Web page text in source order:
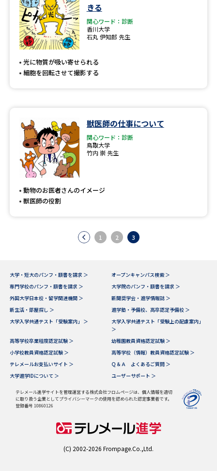
きる
関心ワード：診断
香川大学
石丸 伊知郎 先生
光に物質が吸い寄せられる
細胞を回転させて撮影する
獣医師の仕事について
関心ワード：診断
鳥取大学
竹内 崇 先生
動物のお医者さんのイメージ
獣医師の役割
1 2 3
大学・短大のパンフ・願書を請求 ＞
オープンキャンパス検索 ＞
専門学校のパンフ・願書を請求 ＞
大学院のパンフ・願書を請求 ＞
外国大学日本校・留学関連機関 ＞
新聞奨学会・進学情報誌 ＞
新生活・部屋探し ＞
進学塾・予備校、高卒認定予備校 ＞
大学入学共通テスト「受験案内」 ＞
大学入学共通テスト「受験上の配慮案内」
＞
高等学校卒業程度認定試験 ＞
幼稚園教員資格認定試験 ＞
小学校教員資格認定試験 ＞
高等学校（情報）教員資格認定試験 ＞
テレメールお支払いサイト ＞
Ｑ＆Ａ よくあるご質問 ＞
大学進学IDについて ＞
ユーザーサポート ＞
テレメール進学サイトを管理運営する株式会社フロムページは、個人情報を適切
に取り扱う企業としてプライバシーマークの使用を認められた認定事業者です。
登録番号 10860126
(C) 2002-2026 Frompage.Co.,Ltd.